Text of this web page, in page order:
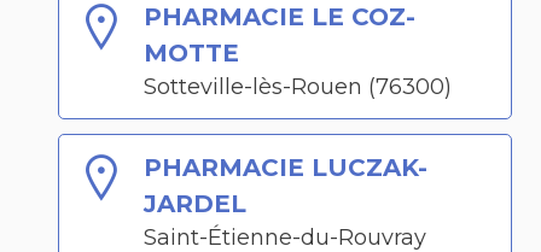
PHARMACIE LE COZ-
MOTTE
Sotteville-lès-Rouen (76300)
PHARMACIE LUCZAK-
JARDEL
Saint-Étienne-du-Rouvray